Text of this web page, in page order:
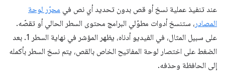
عند تنفيذ عملية نسخ أو قص بدون تحديد أي نص في محرّر لوحة
المصادر ، ستنسخ أدوات مطوّلي البرامج محتوى السطر الحالي أو تقصّه.
على سبيل المثال، في الفيديو أدناه، يظهر المؤشر في نهاية السطر 1. بعد
الضغط على اختصار لوحة المفاتيح الخاص بالقص، يتم نسخ السطر بأكمله
إلى الحافظة وحذفه.